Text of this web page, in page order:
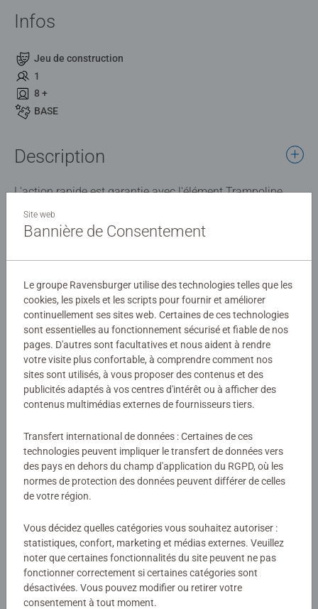
Infos
Jeu de construction
1
8 +
BASE
Description
L'action rapide est garantie avec l'élément Trampoline.
trampoline à travers la piste ?
Détails
Numéro d'article:
22417
EAN:
4005556224173
Avertissements et informations du fabricant
Instructions
Download
Évaluations (1)
Average rating 5,0 out of 5 stars.
5,0/5
Afficher les évaluations
Site web
Bannière de Consentement
Le groupe Ravensburger utilise des technologies telles que les
cookies, les pixels et les scripts pour fournir et améliorer
continuellement ses sites web. Certaines de ces technologies
sont essentielles au fonctionnement sécurisé et fiable de nos
pages. D'autres sont facultatives et nous aident à rendre
votre visite plus confortable, à comprendre comment nos
sites sont utilisés, à vous proposer des contenus et des
publicités adaptés à vos centres d'intérêt ou à afficher des
contenus multimédias externes de fournisseurs tiers.
Transfert international de données : Certaines de ces
technologies peuvent impliquer le transfert de données vers
des pays en dehors du champ d'application du RGPD, où les
normes de protection des données peuvent différer de celles
de votre région.
Vous décidez quelles catégories vous souhaitez autoriser :
statistiques, confort, marketing et médias externes. Veuillez
noter que certaines fonctionnalités du site peuvent ne pas
fonctionner correctement si certaines catégories sont
désactivées. Vous pouvez modifier ou retirer votre
consentement à tout moment.